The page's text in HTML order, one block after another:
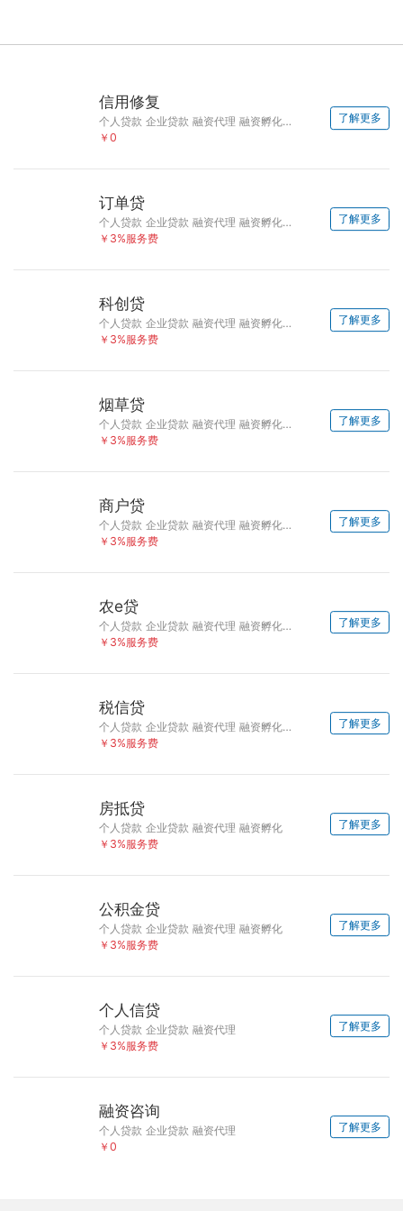
信用修复
个人贷款 企业贷款 融资代理 融资孵化 债务优化
￥0
了解更多
订单贷
个人贷款 企业贷款 融资代理 融资孵化 债务优化
￥3%服务费
了解更多
科创贷
个人贷款 企业贷款 融资代理 融资孵化 债务优化
￥3%服务费
了解更多
烟草贷
个人贷款 企业贷款 融资代理 融资孵化 债务优化
￥3%服务费
了解更多
商户贷
个人贷款 企业贷款 融资代理 融资孵化 债务优化
￥3%服务费
了解更多
农e贷
个人贷款 企业贷款 融资代理 融资孵化 债务优化
￥3%服务费
了解更多
税信贷
个人贷款 企业贷款 融资代理 融资孵化 债务优化
￥3%服务费
了解更多
房抵贷
个人贷款 企业贷款 融资代理 融资孵化
￥3%服务费
了解更多
公积金贷
个人贷款 企业贷款 融资代理 融资孵化
￥3%服务费
了解更多
个人信贷
个人贷款 企业贷款 融资代理
￥3%服务费
了解更多
融资咨询
个人贷款 企业贷款 融资代理
￥0
了解更多